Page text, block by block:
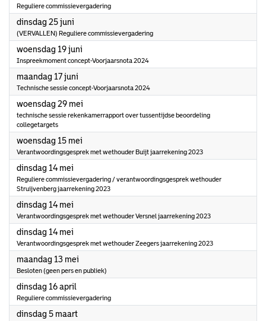
Reguliere commissievergadering
dinsdag 25 juni
(VERVALLEN) Reguliere commissievergadering
woensdag 19 juni
Inspreekmoment concept-Voorjaarsnota 2024
maandag 17 juni
Technische sessie concept-Voorjaarsnota 2024
woensdag 29 mei
technische sessie rekenkamerrapport over tussentijdse beoordeling
collegetargets
woensdag 15 mei
Verantwoordingsgesprek met wethouder Buijt jaarrekening 2023
dinsdag 14 mei
Reguliere commissievergadering / verantwoordingsgesprek wethouder
Struijvenberg jaarrekening 2023
dinsdag 14 mei
Verantwoordingsgesprek met wethouder Versnel jaarrekening 2023
dinsdag 14 mei
Verantwoordingsgesprek met wethouder Zeegers jaarrekening 2023
maandag 13 mei
Besloten (geen pers en publiek)
dinsdag 16 april
Reguliere commissievergadering
dinsdag 5 maart2024